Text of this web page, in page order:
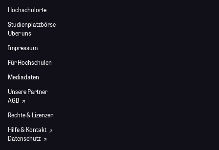
Hochschulorte
Studienplatzbörse
Über uns
Impressum
Für Hochschulen
Mediadaten
Unsere Partner
AGB
Rechte & Lizenzen
Hilfe & Kontakt
Datenschutz